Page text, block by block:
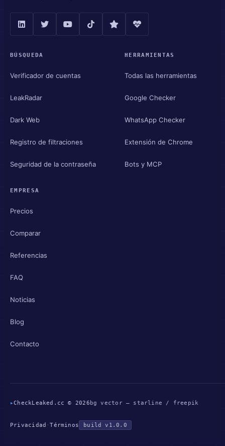
BÚSQUEDA
Verificador de cuentas
LeakRadar
Dark Web
Registro de filtraciones
Seguridad de la contraseña
HERRAMIENTAS
Todas las herramientas
Google Checker
WhatsApp Checker
Extensión de Chrome
Bots y MCP
EMPRESA
Precios
Comparar
Referencias
FAQ
Noticias
Blog
Contacto
▸CheckLeaked.cc © 2026 bg vector — starline / freepik
Privacidad ·Términos build v1.0.0